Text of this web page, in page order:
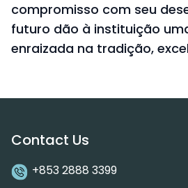
compromisso com seu
futuro dão à instituição
enraizada na tradição,
Contact Us
+853 2888 3399